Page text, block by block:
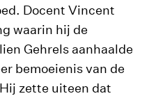
Docent Vincent
waarin hij de
Gehrels aanhaalde
bemoeienis van de
zette uiteen dat